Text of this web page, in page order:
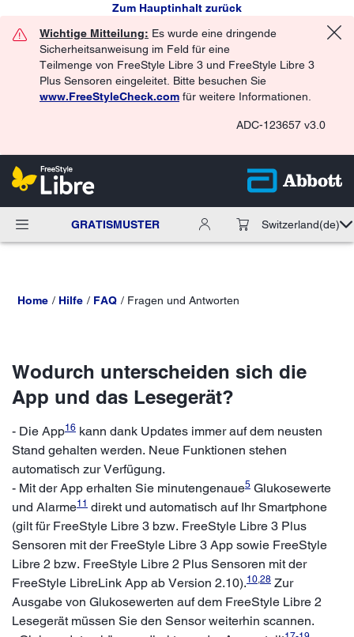
Zum Hauptinhalt zurück
Wichtige Mitteilung: Es wurde eine dringende
Sicherheitsanweisung im Feld für eine
Teilmenge von FreeStyle Libre 3 und FreeStyle Libre 3
Plus Sensoren eingeleitet. Bitte besuchen Sie
www.FreeStyleCheck.com für weitere Informationen.
ADC-123657 v3.0
GRATISMUSTER Switzerland(de)
Home Hilfe FAQ Fragen und Antworten
Wodurch unterscheiden sich die
App und das Lesegerät?
- Die App16 kann dank Updates immer auf dem neusten
Stand gehalten werden. Neue Funktionen stehen
automatisch zur Verfügung.
- Mit der App erhalten Sie minutengenaue5 Glukosewerte
und Alarme11 direkt und automatisch auf Ihr Smartphone
(gilt für FreeStyle Libre 3 bzw. FreeStyle Libre 3 Plus
Sensoren mit der FreeStyle Libre 3 App sowie FreeStyle
Libre 2 bzw. FreeStyle Libre 2 Plus Sensoren mit der
FreeStyle LibreLink App ab Version 2.10).10,28 Zur
Ausgabe von Glukosewerten auf dem FreeStyle Libre 2
Lesegerät müssen Sie den Sensor weiterhin scannen.